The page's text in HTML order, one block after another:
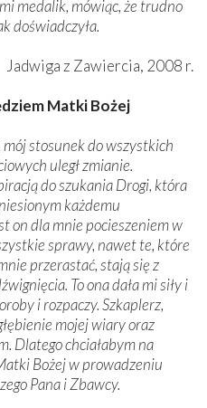
medalik, mówiąc, że trudno
doświadczyła.
Jadwiga z Zawiercia, 2008 r.
Matki Bożej
stosunek do wszystkich
uległ zmianie.
do szukania Drogi, która
każdemu
on dla mnie pocieszeniem w
sprawy, nawet te, które
przerastać, stają się z
To ona dała mi siły i
i rozpaczy. Szkaplerz,
mojej wiary oraz
Dlatego chciałabym na
Bożej w prowadzeniu
Pana i Zbawcy.